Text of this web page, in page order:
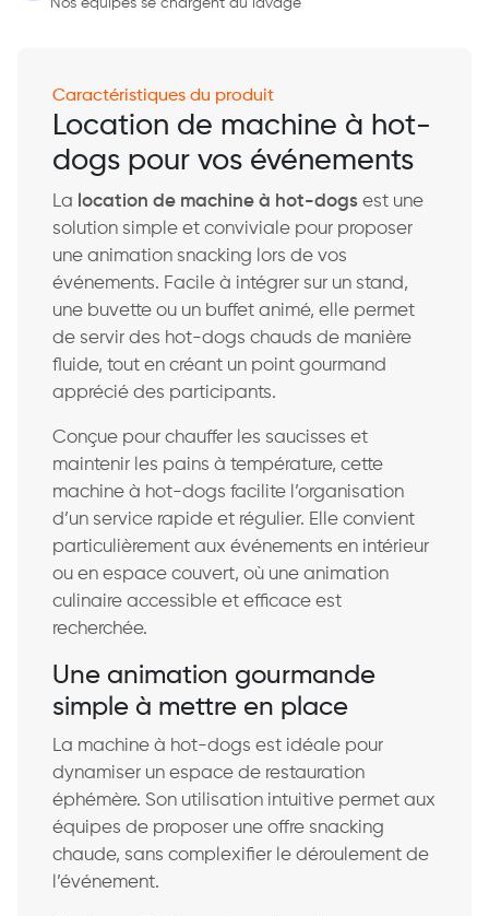
Caractéristiques du produit
Location de machine à hot-
dogs pour vos événements
La location de machine à hot-dogs est une
solution simple et conviviale pour proposer
une animation snacking lors de vos
événements. Facile à intégrer sur un stand,
une buvette ou un buffet animé, elle permet
de servir des hot-dogs chauds de manière
fluide, tout en créant un point gourmand
apprécié des participants.
Conçue pour chauffer les saucisses et
maintenir les pains à température, cette
machine à hot-dogs facilite l’organisation
d’un service rapide et régulier. Elle convient
particulièrement aux événements en intérieur
ou en espace couvert, où une animation
culinaire accessible et efficace est
recherchée.
Une animation gourmande
simple à mettre en place
La machine à hot-dogs est idéale pour
dynamiser un espace de restauration
éphémère. Son utilisation intuitive permet aux
équipes de proposer une offre snacking
chaude, sans complexifier le déroulement de
l’événement.